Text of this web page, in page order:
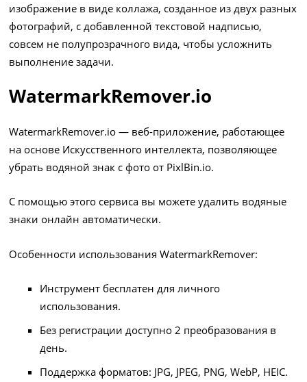
изображение в виде коллажа, созданное из двух разных
фотографий, с добавленной текстовой надписью,
совсем не полупрозрачного вида, чтобы усложнить
выполнение задачи.
WatermarkRemover.io
WatermarkRemover.io — веб-приложение, работающее
на основе Искусственного интеллекта, позволяющее
убрать водяной знак с фото от PixlBin.io.
С помощью этого сервиса вы можете удалить водяные
знаки онлайн автоматически.
Особенности использования WatermarkRemover:
Инструмент бесплатен для личного
использования.
Без регистрации доступно 2 преобразования в
день.
Поддержка форматов: JPG, JPEG, PNG, WebP, HEIC.